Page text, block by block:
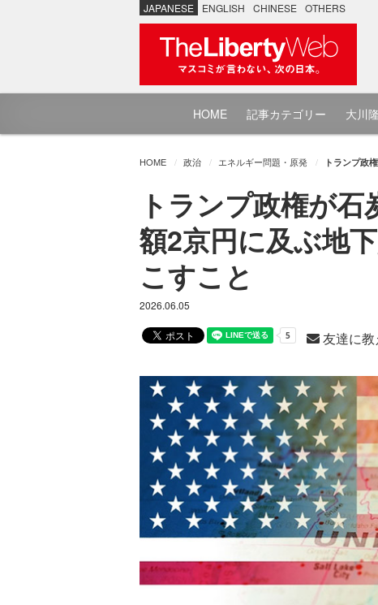
JAPANESE ENGLISH CHINESE OTHERS
HOME 記事カテゴリー 大川
HOME 政治 エネルギー問題・原発 トランプ政
トランプ政権が
額2京円に及ぶ地
こすこと
2026.06.05
友達に教